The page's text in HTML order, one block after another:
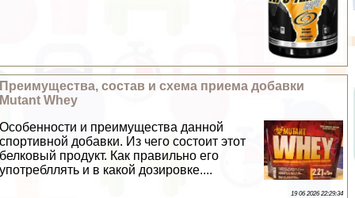
Преимущества, состав и схема приема добавки
Mutant Whey
Особенности и преимущества данной
спортивной добавки. Из чего состоит этот
белковый продукт. Как правильно его
употрeбллять и в какой дозировке....
19 06 2026 22:29:34